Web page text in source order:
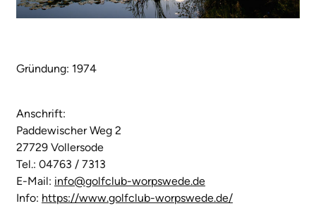
Gründung: 1974
Anschrift:
Paddewischer Weg 2
27729 Vollersode
Tel.: 04763 / 7313
E-Mail: info@golfclub-worpswede.de
Info: https://www.golfclub-worpswede.de/